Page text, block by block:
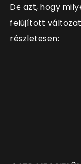
De azt, hogy
felújított
részletesen: